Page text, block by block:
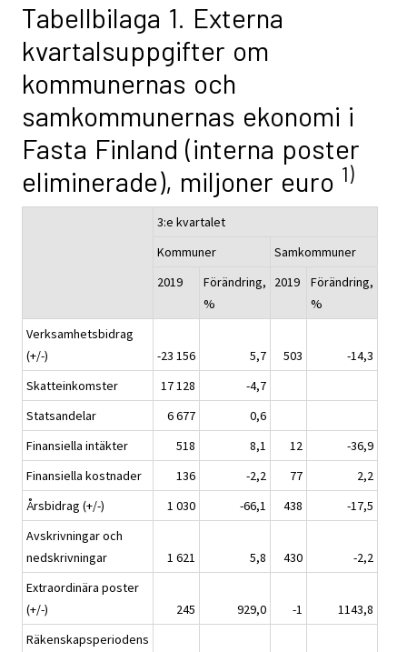
Tabellbilaga 1. Externa
kvartalsuppgifter om
kommunernas och
samkommunernas ekonomi i
Fasta Finland (interna poster
eliminerade), miljoner euro 1)
3:e kvartalet
Kommuner
Samkommuner
2019
Förändring,
%
2019
Förändring,
%
Verksamhetsbidrag
(+/-)
-23 156 5,7 503
-14,3
Skatteinkomster
17 128
-4,7
Statsandelar
6 677
0,6
Finansiella intäkter
518 8,1 12
-36,9
Finansiella kostnader
136 -2,2 77
2,2
Årsbidrag (+/-)
1 030 -66,1 438
-17,5
Avskrivningar och
nedskrivningar
1 621 5,8 430
-2,2
Extraordinära poster
(+/-)
245 929,0 -1
1143,8
Räkenskapsperiodens